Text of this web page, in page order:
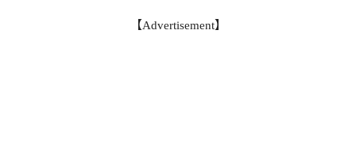
【Advertisement】